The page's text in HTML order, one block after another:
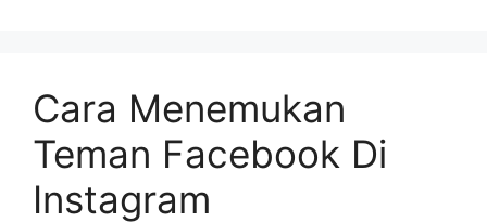
Cara Menemukan
Teman Facebook Di
Instagram